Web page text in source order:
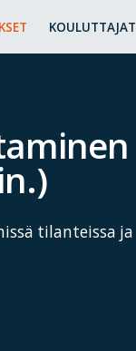
KOULUTTAJAT
tilanteissa ja